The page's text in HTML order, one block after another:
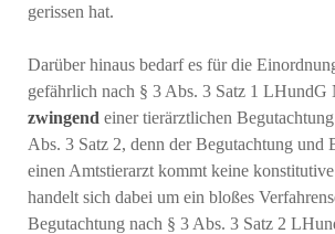
gerissen hat.
Darüber hinaus bedarf es für die
gefährlich nach § 3 Abs. 3 Satz 1 LHundG
zwingend einer tierärztlichen
Abs. 3 Satz 2, denn der Begutachtung und
einen Amtstierarzt kommt keine
handelt sich dabei um ein bloßes
Begutachtung nach § 3 Abs. 3 Satz 2